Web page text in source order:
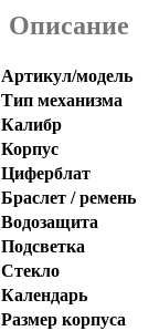
Описание
Артикул/модель
Тип механизма
Калибр
Корпус
Циферблат
Браслет / ремень
Водозащита
Подсветка
Стекло
Календарь
Размер корпуса